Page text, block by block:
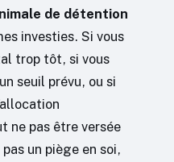
de détention
investies. Si vous
trop tôt, si vous
seuil prévu, ou si
ne pas être versée
un piège en soi,